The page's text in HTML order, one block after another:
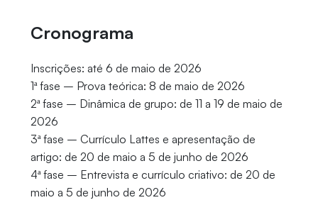
Cronograma
Inscrições: até 6 de maio de 2026
1ª fase – Prova teórica: 8 de maio de 2026
2ª fase – Dinâmica de grupo: de 11 a 19 de maio de
2026
3ª fase – Currículo Lattes e apresentação de
artigo: de 20 de maio a 5 de junho de 2026
4ª fase – Entrevista e currículo criativo: de 20 de
maio a 5 de junho de 2026